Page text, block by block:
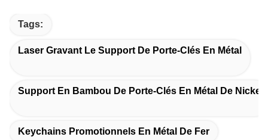
Tags:
Laser Gravant Le Support De Porte-Clés En Métal
Support En Bambou De Porte-Clés En Métal De Nickel
Keychains Promotionnels En Métal De Fer